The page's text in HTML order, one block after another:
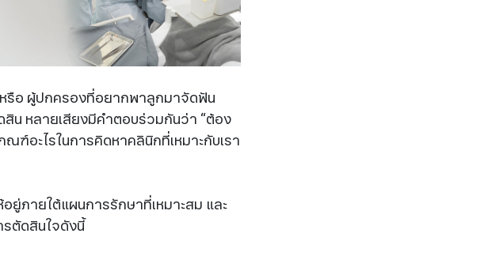
หรือ ผู้ปกครองที่อยากพาลูกมาจัดฟัน
น หลายเสียงมีคำตอบร่วมกันว่า “ต้อง
ฑ์อะไรในการคิดหาคลินิกที่เหมาะกับเรา
ยู่ภายใต้แผนการรักษาที่เหมาะสม และ
รตัดสินใจดังนี้